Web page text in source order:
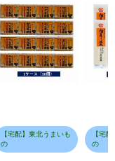
【宅配】東北うまいも
の
【宅
の